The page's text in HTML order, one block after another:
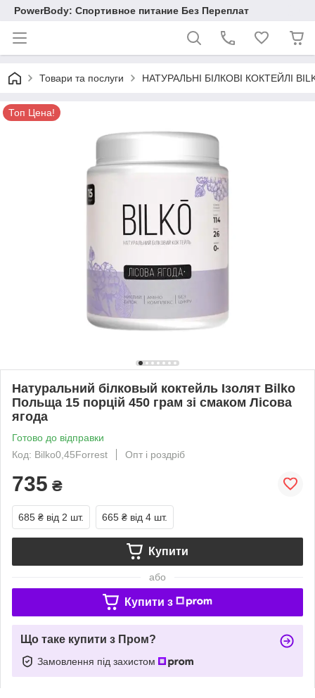
PowerBody: Спортивное питание Без Переплат
Товари та послуги НАТУРАЛЬНІ БІЛКОВІ КОКТЕЙЛІ
Топ Цена!
Натуральний білковый коктейль Ізолят Bilko
Польща 15 порцій 450 грам зі смаком Лісова
ягода
Готово до відправки
Код: Bilko0,45Forrest
Опт і роздріб
735 ₴
685 ₴ від 2 шт. 665 ₴ від 4 шт.
Купити
або
Купити з
Що таке купити з Пром?
Замовлення під захистом